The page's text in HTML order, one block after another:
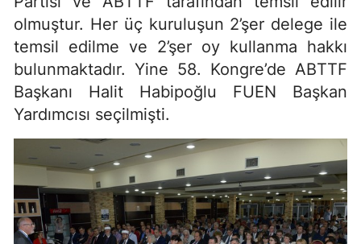
olmuştur. Her üç kuruluşun 2’şer delege ile
temsil edilme ve 2’şer oy kullanma hakkı
bulunmaktadır. Yine 58. Kongre’de ABTTF
Başkanı Halit Habipoğlu FUEN Başkan
Yardımcısı seçilmişti.